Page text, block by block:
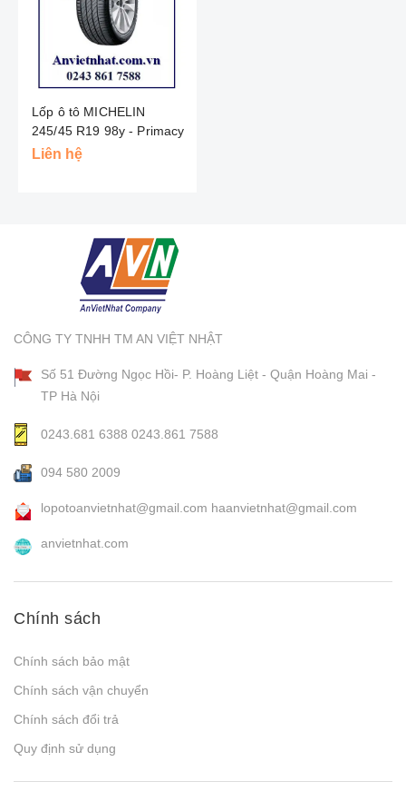
Lốp ô tô MICHELIN
245/45 R19 98y - Primacy
3st - Thái Lan
Liên hệ
CÔNG TY TNHH TM AN VIỆT NHẬT
Số 51 Đường Ngọc Hồi- P. Hoàng Liệt - Quận Hoàng Mai -
TP Hà Nội
0243.681 6388 0243.861 7588
094 580 2009
lopotoanvietnhat@gmail.com haanvietnhat@gmail.com
anvietnhat.com
Chính sách
Chính sách bảo mật
Chính sách vận chuyển
Chính sách đổi trả
Quy định sử dụng